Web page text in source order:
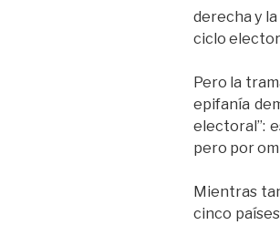
derecha y
ciclo
Pero la
epifanía
electoral”:
pero por
Mientras
cinco